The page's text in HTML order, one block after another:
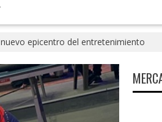
epicentro del entretenimiento